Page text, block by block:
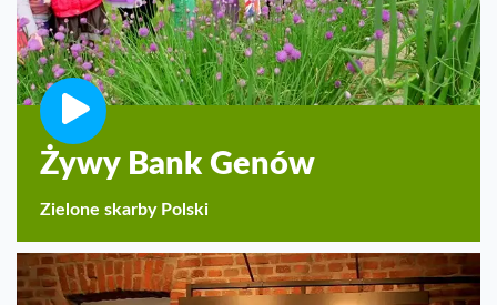
Żywy Bank Genów
Zielone skarby Polski